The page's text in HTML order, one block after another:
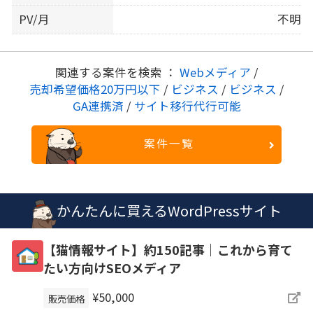
PV/月 不明
関連する案件を検索 ： Webメディア /
売却希望価格20万円以下 / ビジネス / ビジネス /
GA連携済 / サイト移行代行可能
案件一覧
かんたんに買えるWordPressサイト
【猫情報サイト】約150記事｜これから育て
たい方向けSEOメディア
販売価格 ¥50,000